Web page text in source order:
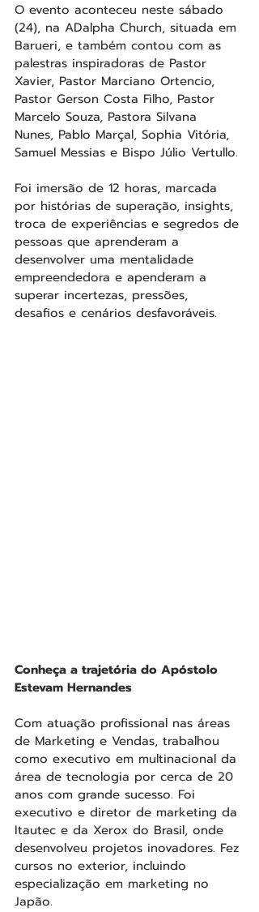
O evento aconteceu neste sábado
(24), na ADalpha Church, situada em
Barueri, e também contou com as
palestras inspiradoras de Pastor
Xavier, Pastor Marciano Ortencio,
Pastor Gerson Costa Filho, Pastor
Marcelo Souza, Pastora Silvana
Nunes, Pablo Marçal, Sophia Vitória,
Samuel Messias e Bispo Júlio Vertullo.
Foi imersão de 12 horas, marcada
por histórias de superação, insights,
troca de experiências e segredos de
pessoas que aprenderam a
desenvolver uma mentalidade
empreendedora e apenderam a
superar incertezas, pressões,
desafios e cenários desfavoráveis.
Conheça a trajetória do Apóstolo
Estevam Hernandes
Com atuação profissional nas áreas
de Marketing e Vendas, trabalhou
como executivo em multinacional da
área de tecnologia por cerca de 20
anos com grande sucesso. Foi
executivo e diretor de marketing da
Itautec e da Xerox do Brasil, onde
desenvolveu projetos inovadores. Fez
cursos no exterior, incluindo
especialização em marketing no
Japão.